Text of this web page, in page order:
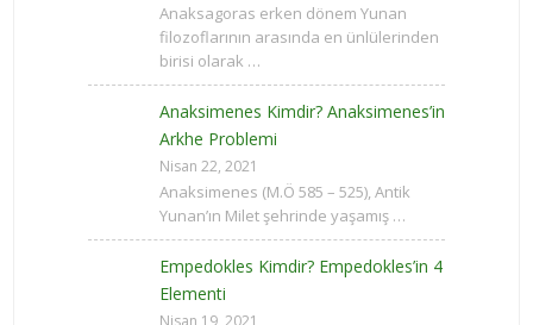
Anaksagoras erken dönem Yunan
filozoflarının arasında en ünlülerinden
birisi olarak …
Anaksimenes Kimdir? Anaksimenes’in
Arkhe Problemi
Nisan 22, 2021
Anaksimenes (M.Ö 585 – 525), Antik
Yunan’ın Milet şehrinde yaşamış …
Empedokles Kimdir? Empedokles’in 4
Elementi